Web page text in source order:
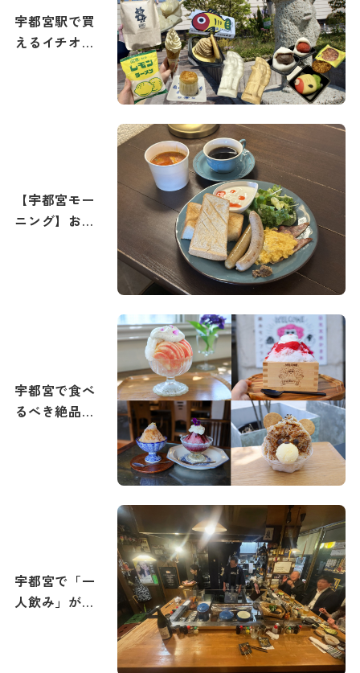
う！
宇都宮駅で買
えるイチオシ
【宇都宮モー
ニング】おす
宇都宮で食べ
るべき絶品か
宇都宮で「一
人飲み」が楽